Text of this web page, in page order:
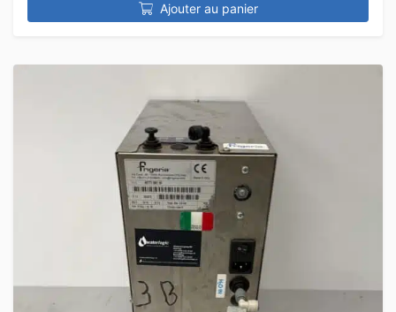
Ajouter au panier